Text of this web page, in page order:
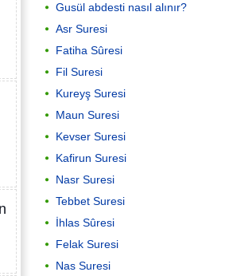
Gusül abdesti nasıl alınır?
Asr Suresi
Fatiha Sûresi
Fil Suresi
Kureyş Suresi
Maun Suresi
Kevser Suresi
Kafirun Suresi
Nasr Suresi
Tebbet Suresi
İhlas Sûresi
Felak Suresi
Nas Suresi